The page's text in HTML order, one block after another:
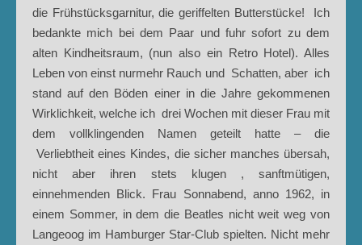
die Frühstücksgarnitur, die geriffelten Butterstücke! Ich
bedankte mich bei dem Paar und fuhr sofort zu dem
alten Kindheitsraum, (nun also ein Retro Hotel). Alles
Leben von einst nurmehr Rauch und Schatten, aber ich
stand auf den Böden einer in die Jahre gekommenen
Wirklichkeit, welche ich drei Wochen mit dieser Frau mit
dem vollklingenden Namen geteilt hatte – die
Verliebtheit eines Kindes, die sicher manches übersah,
nicht aber ihren stets klugen , sanftmütigen,
einnehmenden Blick. Frau Sonnabend, anno 1962, in
einem Sommer, in dem die Beatles nicht weit weg von
Langeoog im Hamburger Star-Club spielten. Nicht mehr